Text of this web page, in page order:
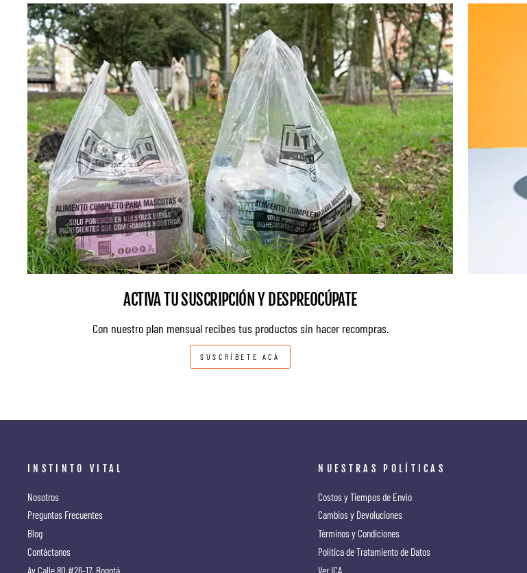
ACTIVA TU SUSCRIPCIÓN Y DESPREOCÚPATE
Con nuestro plan mensual recibes tus productos sin hacer recompras.
SUSCRÍBETE ACÁ
INSTINTO VITAL
Nosotros
Preguntas Frecuentes
Blog
Contáctanos
Av Calle 80 #26-17, Bogotá
NUESTRAS POLÍTICAS
Costos y Tiempos de Envío
Cambios y Devoluciones
Términos y Condiciones
Política de Tratamiento de Datos
Ver ICA